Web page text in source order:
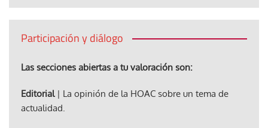
Participación y diálogo
Las secciones abiertas a tu valoración son:
Editorial| La opinión de la HOAC sobre un tema de
actualidad.